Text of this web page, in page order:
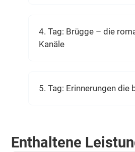
4. Tag: Brügge – die
Kanäle
5. Tag: Erinnerungen die
Enthaltene